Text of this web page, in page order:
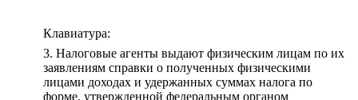
Клавиатура:
3. Налоговые агенты выдают физическим лицам по их
заявлениям справки о полученных физическими
лицами доходах и удержанных суммах налога по
форме, утвержденной федеральным органом